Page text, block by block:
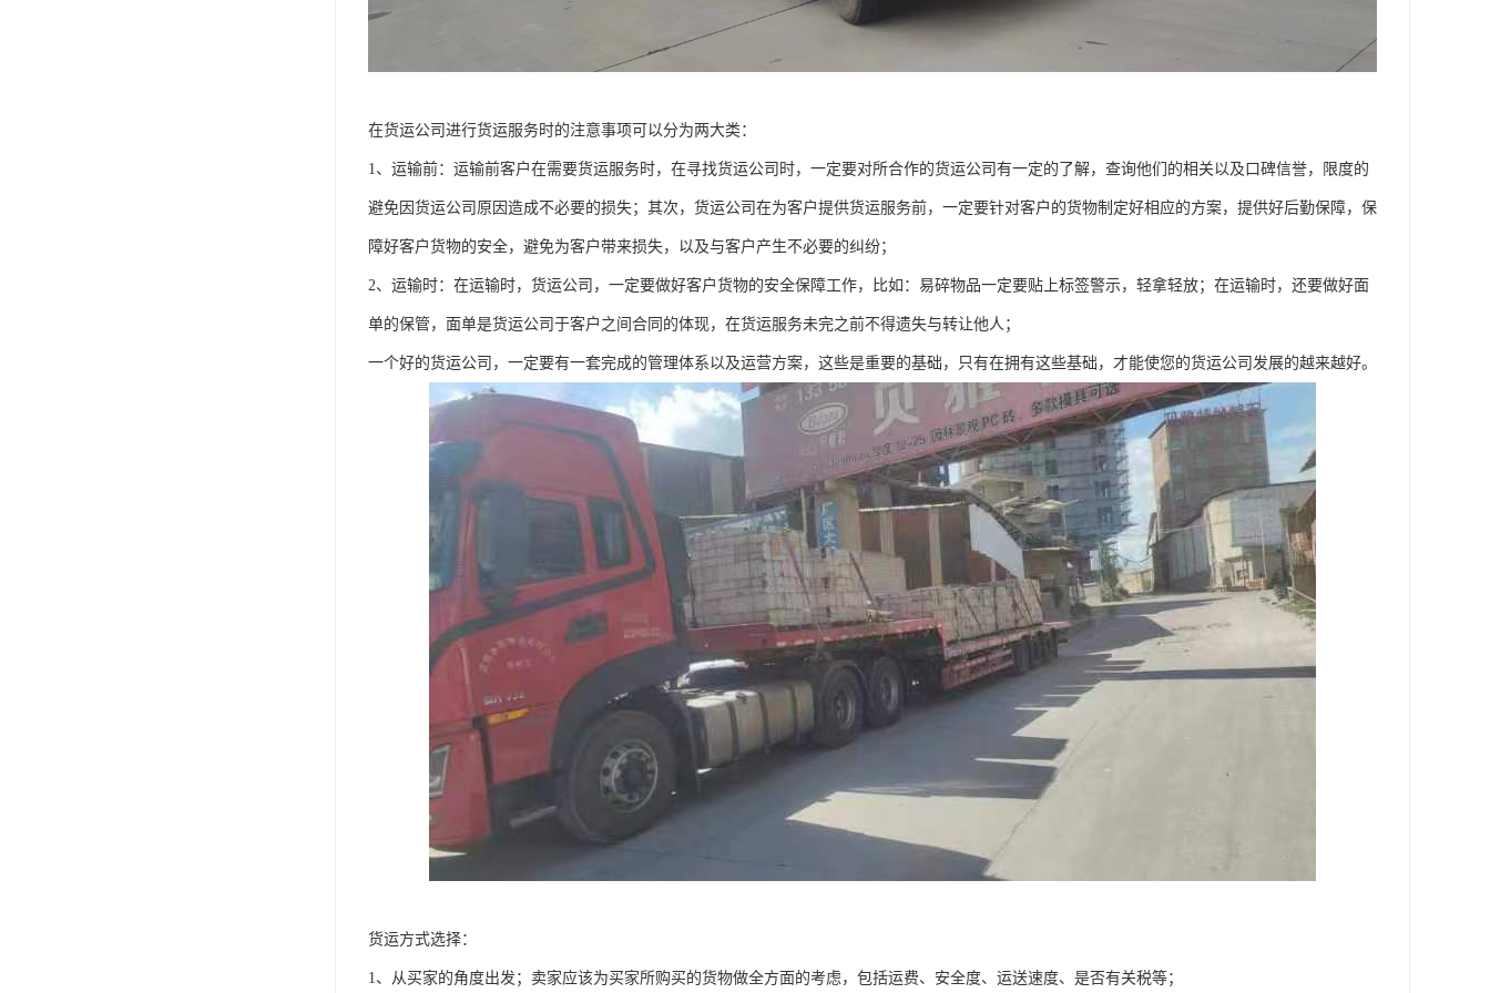
在货运公司进行货运服务时的注意事项可以分为两大类：
1、运输前：运输前客户在需要货运服务时，在寻找货运公司时，一定要对所合作的货运公司有一定的了解，查询他们的相关以及口碑信誉，限度的
避免因货运公司原因造成不必要的损失；其次，货运公司在为客户提供货运服务前，一定要针对客户的货物制定好相应的方案，提供好后勤保障，保
障好客户货物的安全，避免为客户带来损失，以及与客户产生不必要的纠纷；
2、运输时：在运输时，货运公司，一定要做好客户货物的安全保障工作，比如：易碎物品一定要贴上标签警示，轻拿轻放；在运输时，还要做好面
单的保管，面单是货运公司于客户之间合同的体现，在货运服务未完之前不得遗失与转让他人；
一个好的货运公司，一定要有一套完成的管理体系以及运营方案，这些是重要的基础，只有在拥有这些基础，才能使您的货运公司发展的越来越好。
货运方式选择：
1、从买家的角度出发；卖家应该为买家所购买的货物做全方面的考虑，包括运费、安全度、运送速度、是否有关税等；